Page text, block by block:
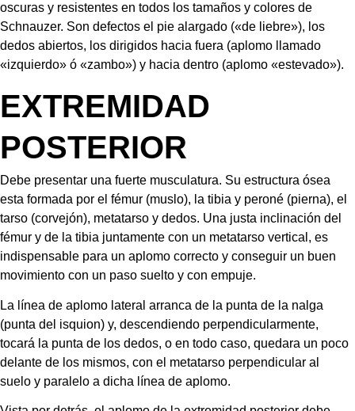
oscuras y resistentes en todos los tamaños y colores de
Schnauzer. Son defectos el pie alargado («de liebre»), los
dedos abiertos, los dirigidos hacia fuera (aplomo llamado
«izquierdo» ó «zambo») y hacia dentro (aplomo «estevado»).
EXTREMIDAD
POSTERIOR
Debe presentar una fuerte musculatura. Su estructura ósea
esta formada por el fémur (muslo), la tibia y peroné (pierna), el
tarso (corvejón), metatarso y dedos. Una justa inclinación del
fémur y de la tibia juntamente con un metatarso vertical, es
indispensable para un aplomo correcto y conseguir un buen
movimiento con un paso suelto y con empuje.
La línea de aplomo lateral arranca de la punta de la nalga
(punta del isquion) y, descendiendo perpendicularmente,
tocará la punta de los dedos, o en todo caso, quedara un poco
delante de los mismos, con el metatarso perpendicular al
suelo y paralelo a dicha línea de aplomo.